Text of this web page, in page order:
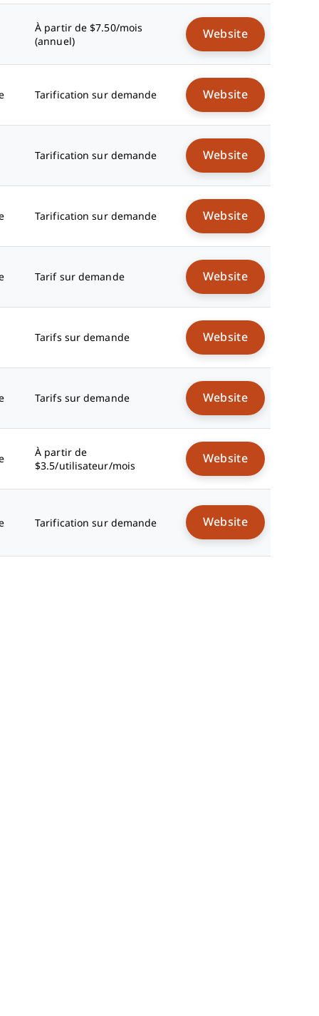
À partir de $7.50/mois
(annuel)
Website
Tarification sur demande Website
Tarification sur demande Website
Tarification sur demande Website
Tarif sur demande Website
Tarifs sur demande Website
Tarifs sur demande Website
À partir de
$3.5/utilisateur/mois
Website
Tarification sur demande Website